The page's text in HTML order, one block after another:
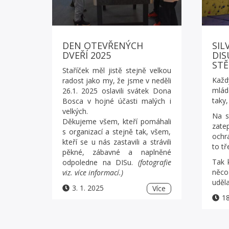
DEN OTEVŘENÝCH
DVEŘÍ 2025
Staříček měl jistě stejně velkou
radost jako my, že jsme v neděli
26.1. 2025 oslavili svátek Dona
Bosca v hojné účasti malých i
velkých.
Děkujeme všem, kteří pomáhali
s organizací a stejně tak, všem,
kteří se u nás zastavili a strávili
pěkné, zábavné a naplněné
odpoledne na DISu. (fotografie
viz. více informací.)
3. 1. 2025
Více
Na
to
Tak